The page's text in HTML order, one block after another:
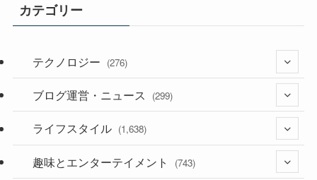
カテゴリー
テクノロジー (276)
(36)
(187)
ブログ運営・ニュース (299)
(118)
(181)
ライフスタイル (1,638)
(394)
趣味とエンターテイメント (743)